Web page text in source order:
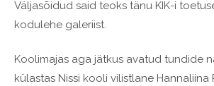
Väljasõidud said teoks tänu KIK-i
kodulehe galeriist.
Koolimajas aga jätkus avatud tundide
külastas Nissi kooli vilistlane Hannaliina